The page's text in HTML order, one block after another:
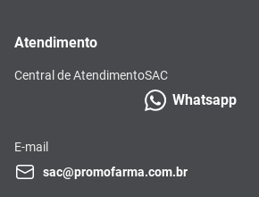
Atendimento
Central de AtendimentoSAC
Whatsapp
E-mail
sac@promofarma.com.br